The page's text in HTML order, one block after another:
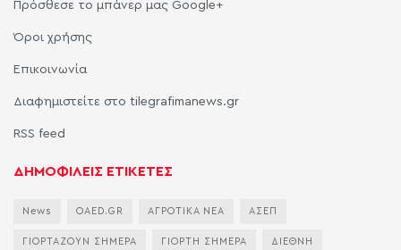
Πρόσθεσε το μπάνερ μας Google+
Όροι χρήσης
Επικοινωνία
Διαφημιστείτε στο tilegrafimanews.gr
RSS feed
ΔΗΜΟΦΙΛΕΙΣ ΕΤΙΚΕΤΕΣ
News OAED.GR ΑΓΡΟΤΙΚΑ ΝΕΑ ΑΣΕΠ
ΓΙΟΡΤΑΖΟΥΝ ΣΗΜΕΡΑ ΓΙΟΡΤΗ ΣΗΜΕΡΑ ΔΙΕΘΝΗ